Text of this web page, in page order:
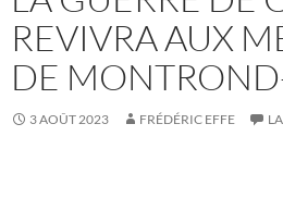
REVIVRA AUX
DE
3 AOÛT 2023 FRÉDÉRIC EFFE